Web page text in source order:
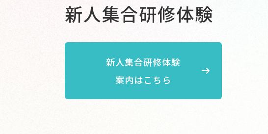
新人集合研修体験
新人集合研修体験
案内はこちら